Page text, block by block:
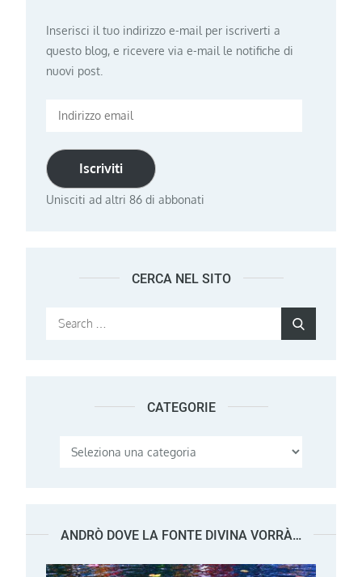
Inserisci il tuo indirizzo e-mail per iscriverti a
questo blog, e ricevere via e-mail le notifiche di
nuovi post.
Indirizzo
Iscriviti
Unisciti ad altri 86 di abbonati
CERCA NEL SITO
Search
CATEGORIE
Categorie
ANDRÒ DOVE LA FONTE DIVINA VORRÀ…